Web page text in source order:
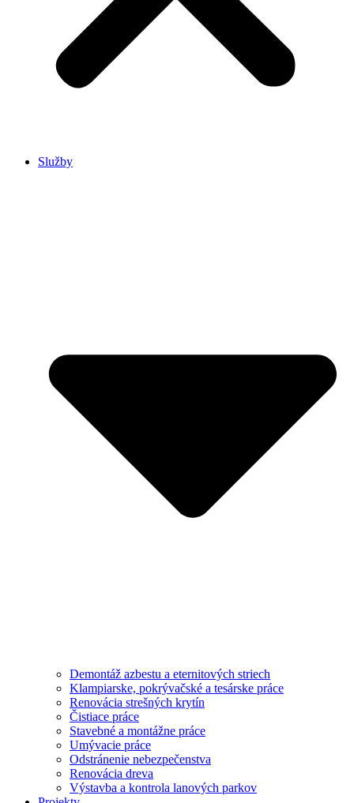
Služby
Demontáž azbestu a eternitových striech
Klampiarske, pokrývačské a tesárske práce
Renovácia strešných krytín
Čistiace práce
Stavebné a montážne práce
Umývacie práce
Odstránenie nebezpečenstva
Renovácia dreva
Výstavba a kontrola lanových parkov